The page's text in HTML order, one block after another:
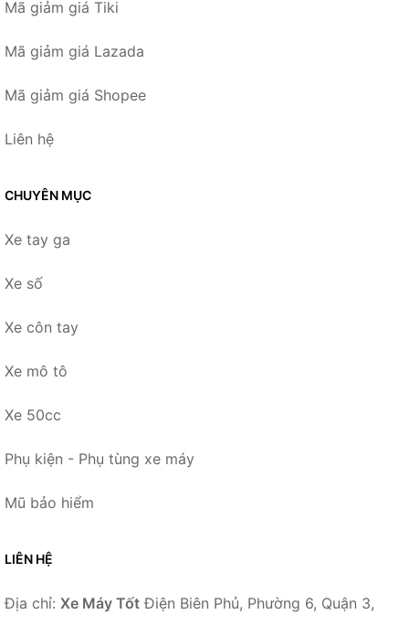
Mã giảm giá Tiki
Mã giảm giá Lazada
Mã giảm giá Shopee
Liên hệ
CHUYÊN MỤC
Xe tay ga
Xe số
Xe côn tay
Xe mô tô
Xe 50cc
Phụ kiện - Phụ tùng xe máy
Mũ bảo hiểm
LIÊN HỆ
Địa chỉ: Xe Máy Tốt Điện Biên Phủ, Phường 6, Quận 3,